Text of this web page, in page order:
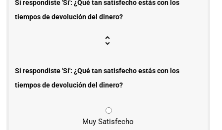
Si respondiste 'Sí': ¿Qué tan satisfecho estás con los
tiempos de devolución del dinero?
Si respondiste 'Sí': ¿Qué tan satisfecho estás con los
tiempos de devolución del dinero?
Muy Satisfecho